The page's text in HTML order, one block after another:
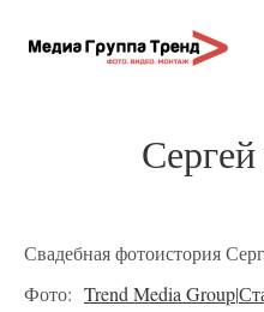
Свадебная фотоистория
Фото: Trend Media Group|